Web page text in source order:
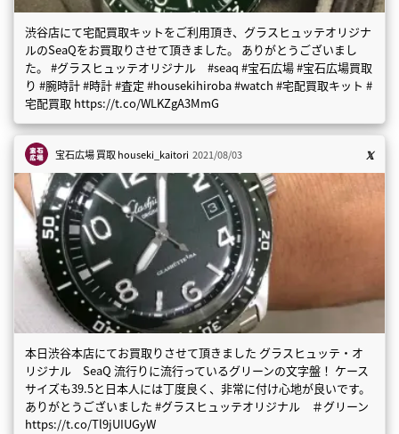
渋谷店にて宅配買取キットをご利用頂き、グラスヒュッテオリジナ
ルのSeaQをお買取りさせて頂きました。 ありがとうございまし
た。 #グラスヒュッテオリジナル #seaq #宝石広場 #宝石広場買取
り #腕時計 #時計 #査定 #housekihiroba #watch #宅配買取キット #
宅配買取 https://t.co/WLKZgA3MmG
宝石広場 買取houseki_kaitori 2021/08/03
本日渋谷本店にてお買取りさせて頂きました グラスヒュッテ・オ
リジナル SeaQ 流行りに流行っているグリーンの文字盤！ ケース
サイズも39.5と日本人には丁度良く、非常に付け心地が良いです。
ありがとうございました #グラスヒュッテオリジナル ＃グリーン
https://t.co/Tl9jUIUGyW